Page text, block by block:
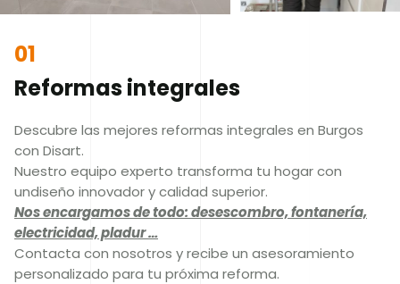
01
Reformas integrales
Descubre las mejores reformas integrales en Burgos
con Disart.
Nuestro equipo experto transforma tu hogar con
undiseño innovador y calidad superior.
Nos encargamos de todo: desescombro, fontanería,
electricidad, pladur …
Contacta con nosotros y recibe un asesoramiento
personalizado para tu próxima reforma.